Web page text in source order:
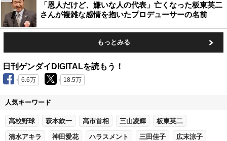
「恩人だけど、嫌いな人の代表」亡くなった板東英二
さんが複雑な感情を抱いたプロデューサーの名前
もっとみる
日刊ゲンダイDIGITALを読もう！
6.6万 18.5万
人気キーワード
高校野球 萩本欽一 高市首相 三山凌輝 板東英二
清水アキラ 神田愛花 ハラスメント 三田佳子 広末涼子